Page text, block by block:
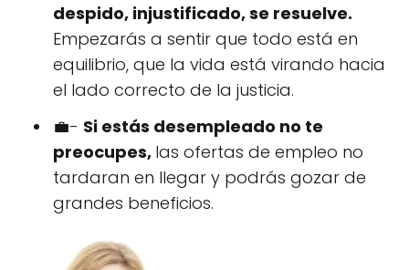
despido, injustificado, se resuelve.
Empezarás a sentir que todo está en
equilibrio, que la vida está virando hacia
el lado correcto de la justicia.
💼- Si estás desempleado no te
preocupes, las ofertas de empleo no
tardaran en llegar y podrás gozar de
grandes beneficios.